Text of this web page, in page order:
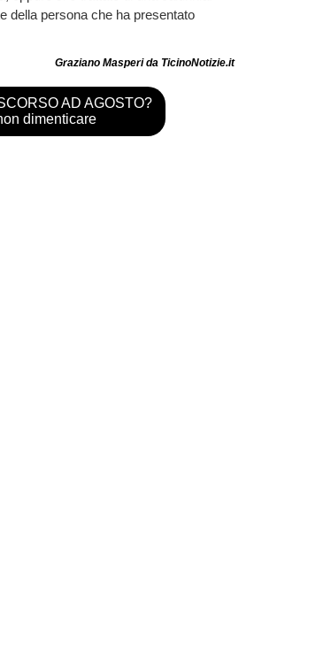
della persona che ha presentato
Graziano Masperi da TicinoNotizie.it
AD AGOSTO?
dimenticare